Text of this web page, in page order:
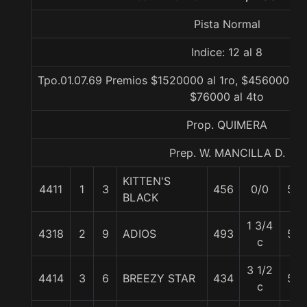
Pista Normal
Indice: 12 al 8
Tpo.01.07.69 Premios $1520000 al 1ro, $456000
$76000 al 4to
Prop. QUIMERA
Prep. W. MANCILLA D.
4411 1 3
KITTEN'S
BLACK
456 0/0 56
4318 2 9 ADIOS 493
1 3/4
c
55
4414 3 6 BREEZY STAR 434
3 1/2
c
54